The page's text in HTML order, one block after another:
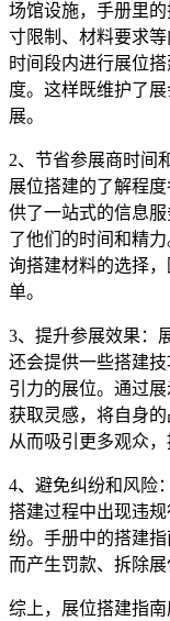
场馆设施，手册里
寸限制、材料要求
时间段内进行展位
度。这样既维护了
展。
2、节省参展商时间
展位搭建的了解程
供了一站式的信息
了他们的时间和精
询搭建材料的选择
单。
3、提升参展效果：
还会提供一些搭建
引力的展位。通过
获取灵感，将自身
从而吸引更多观众，
4、避免纠纷和风险
搭建过程中出现违
纷。手册中的搭建
而产生罚款、拆除
综上，展位搭建指南